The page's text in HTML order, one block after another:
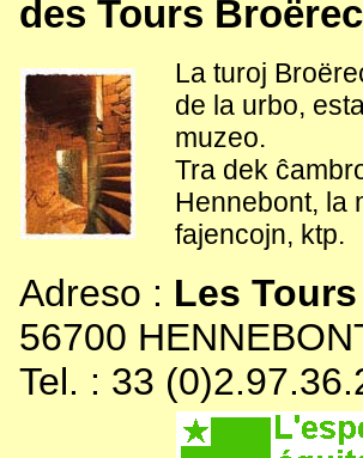
des Tours
La turoj
de la urbo,
muzeo.
Tra dek
Hennebont, la
fajencojn, ktp.
Adreso : Les
56700
Tel. : 33